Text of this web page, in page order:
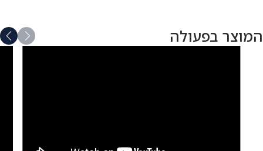
המוצר בפעולה